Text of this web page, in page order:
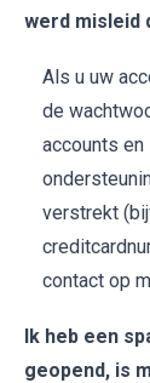
werd misleid
Als u uw
de
accounts
verstrekt
contact op
Ik heb een
geopend, is